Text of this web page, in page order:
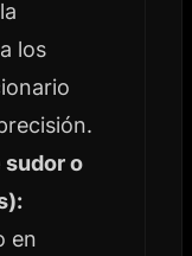
los
sudor o
en